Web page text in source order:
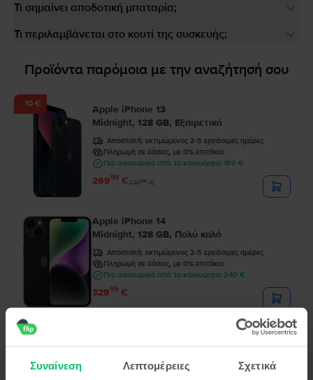
Συναίνεση Λεπτομέρειες Σχετικά
Τι σημαίνει αποδοτική μπαταρία;
Τι περιλαμβάνεται στο κουτί της συσκευής;
Προϊόντα παρόμοια με την αναζήτησή σου
- 10 €
Apple iPhone 13
Midnight, 128 GB, Εξαιρετικό
Αποστολή: εκτιμώμενος 2-5 εργάσιμες ημέρες
Πληρωμή σε δόσεις, με 0% επιτόκιο
Πιο οικονομικό από το καινούργιο 180 €
26999 €27999€
Apple iPhone 14
Midnight, 128 GB, Πολύ καλό
Αποστολή: εκτιμώμενος 2-5 εργάσιμες ημέρες
Πληρωμή σε δόσεις, με 0% επιτόκιο
Πιο οικονομικό από το καινούργιο 240 €
32999 €
Αποστολή: εκτιμώμενος 2-5 εργάσιμες ημέρες